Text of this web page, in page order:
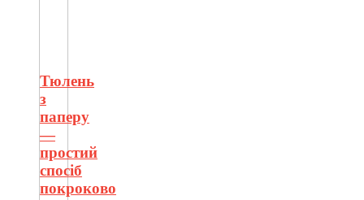
Тюлень
з
паперу
—
простий
спосіб
покроково